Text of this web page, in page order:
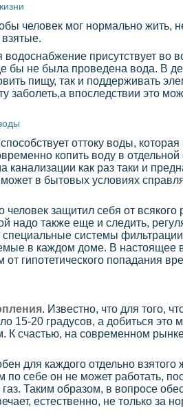
человек мог нормально жить,
присутствует во
бы не была проведена вода. В
пищу, так и поддерживать
заболеть,а впоследствии это
способствует оттоку воды,
копить воду в отдельной
как раз таки и
в бытовых условиях
человек защитил себя от всякого
надо также еще и следить,
системы
в каждом доме. В настоящее
гипотетического попадания
. Известно, что для того,
15-20 градусов, а добиться это
К счастью, на современном
для каждого отдельно взятого
себе он не может работать,
Таким образом, в вопросе
естественно, не только за